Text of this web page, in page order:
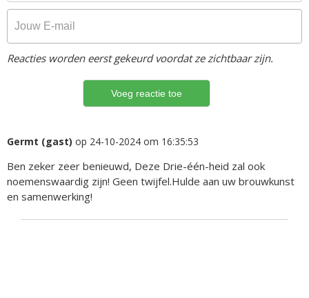
Reacties worden eerst gekeurd voordat ze zichtbaar zijn.
Germt (gast) op 24-10-2024 om 16:35:53
Ben zeker zeer benieuwd, Deze Drie-één-heid zal ook
noemenswaardig zijn! Geen twijfel.Hulde aan uw brouwkunst
en samenwerking!